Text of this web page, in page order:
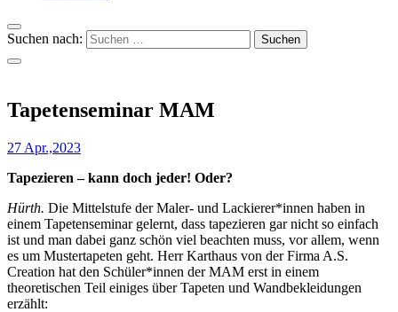
Suchen nach:
Tapetenseminar MAM
27 Apr.,2023
Tapezieren – kann doch jeder! Oder?
Hürth. Die Mittelstufe der Maler- und Lackierer*innen haben in
einem Tapetenseminar gelernt, dass tapezieren gar nicht so einfach
ist und man dabei ganz schön viel beachten muss, vor allem, wenn
es um Mustertapeten geht. Herr Karthaus von der Firma A.S.
Creation hat den Schüler*innen der MAM erst in einem
theoretischen Teil einiges über Tapeten und Wandbekleidungen
erzählt: